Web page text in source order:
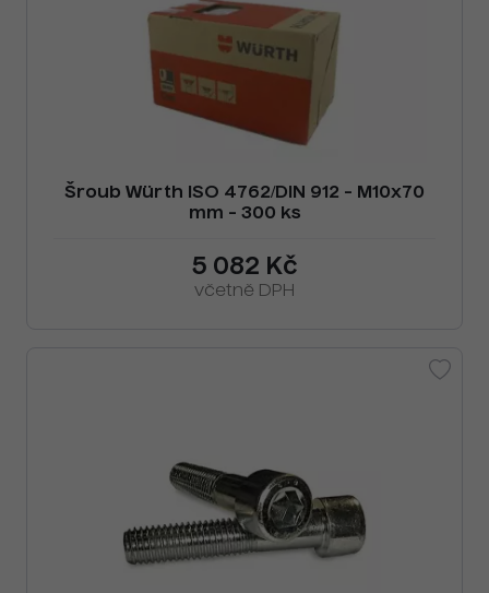
Šroub Würth ISO 4762/DIN 912 - M10x70
mm - 300 ks
5 082 Kč
včetně DPH